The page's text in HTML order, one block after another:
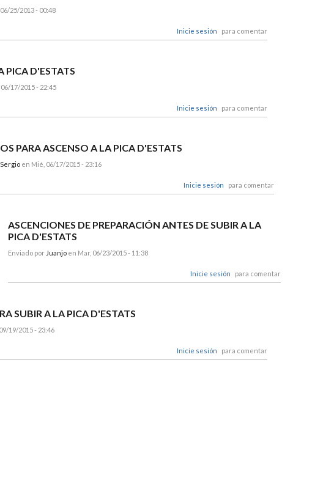
25/2013 - 00:48
Inicie sesión para comentar
PICA D'ESTATS
17/2015 - 22:45
Inicie sesión para comentar
PARA ASCENSO A LA PICA D'ESTATS
Sergio en Mié, 06/17/2015 - 23:16
Inicie sesión para comentar
ASCENCIONES DE PREPARACIÓN ANTES DE SUBIR A LA
PICA D'ESTATS
Enviado por Juanjo en Mar, 06/23/2015 - 11:38
Inicie sesión para comentar
SUBIR A LA PICA D'ESTATS
19/2015 - 23:46
Inicie sesión para comentar